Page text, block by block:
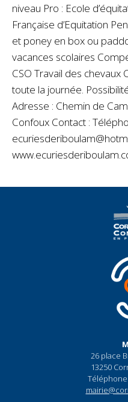
niveau Pro : Ecole
Française d’Equitation
et poney en box ou
vacances scolaires
CSO Travail des
toute la journée.
Adresse : Chemin de
Confoux Contact :
26 place
13250
Téléphone